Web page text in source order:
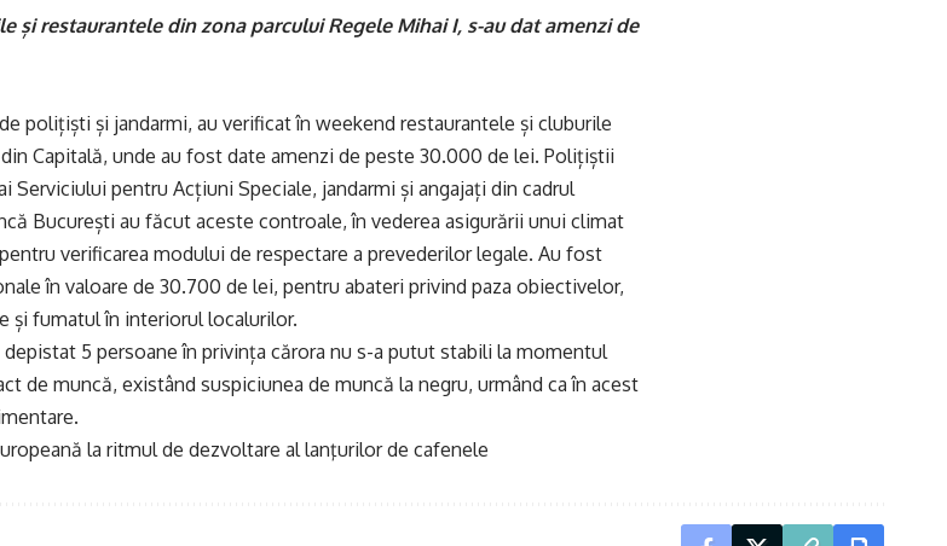
și restaurantele din zona parcului Regele Mihai I, s-au dat amenzi de
polițiști și jandarmi, au verificat în weekend restaurantele și cluburile
Capitală, unde au fost date amenzi de peste 30.000 de lei. Polițiștii
Serviciului pentru Acțiuni Speciale, jandarmi și angajați din cadrul
București au făcut aceste controale, în vederea asigurării unui climat
verificarea modului de respectare a prevederilor legale. Au fost
în valoare de 30.700 de lei, pentru abateri privind paza obiectivelor,
și fumatul în interiorul localurilor.
5 persoane în privința cărora nu s-a putut stabili la momentul
de muncă, existând suspiciunea de muncă la negru, urmând ca în acest
la ritmul de dezvoltare al lanţurilor de cafenele